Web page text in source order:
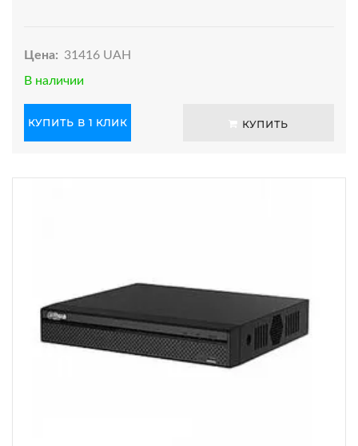
Цена: 31416 UAH
В наличии
КУПИТЬ В 1 КЛИК КУПИТЬ